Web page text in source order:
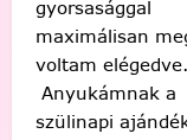
gyorsasággal
maximálisan meg
voltam elégedve.
Anyukámnak a
szülinapi ajándéka